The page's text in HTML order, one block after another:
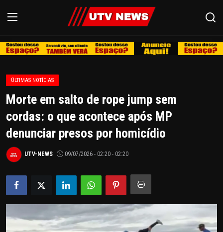
CAMPINAS
LIMEIRA
ESPIRITO SANTO
REGIÃO
AGRO
ÚLTIMAS NOTÍCIAS
Morte em salto de rope jump sem
cordas: o que acontece após MP
denunciar presos por homicídio
UTV-NEWS 09/07/2026 - 02:20 - 02:20